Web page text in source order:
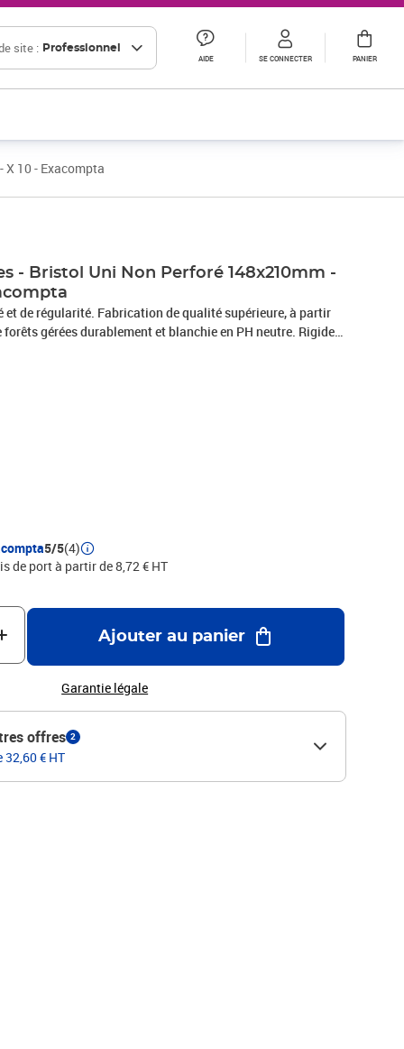
site : Professionnel
AIDE SE CONNECTER PANIER
X 10 - Exacompta
- Bristol Uni Non Perforé 148x210mm -
et de régularité. Fabrication de qualité supérieure, à partir
forêts gérées durablement et blanchie en PH neutre. Rigides
permettent un usage multiple et un confort d'écriture,
à vos travaux pratiques, vos fiches de notes... Étui
5/5(4)
de port à partir de 8,72 € HT
Ajouter au panier
Garantie légale
offres 2
32,60 € HT